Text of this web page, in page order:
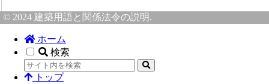
© 2024 建築用語と関係法令の説明.
ホーム
検索
トップ